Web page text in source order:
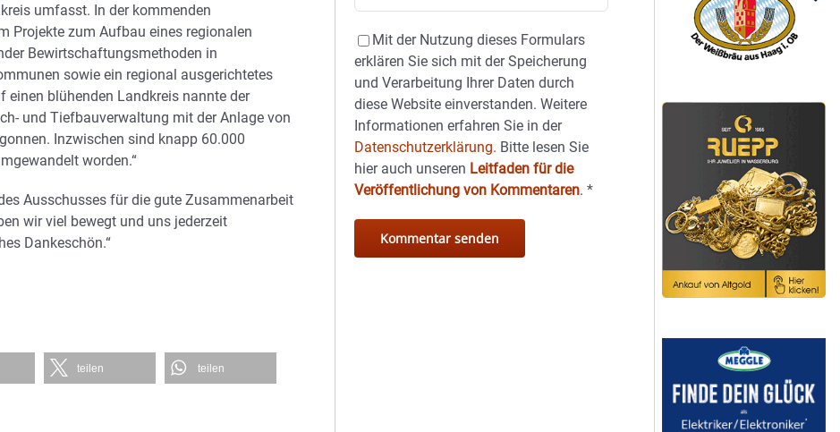
umfasst. In der kommenden
Projekte zum Aufbau eines regionalen
Bewirtschaftungsmethoden in
sowie ein regional ausgerichtetes
blühenden Landkreis nannte der
und Tiefbauverwaltung mit der Anlage von
Inzwischen sind knapp 60.000
worden.“
Ausschusses für die gute Zusammenarbeit
wir viel bewegt und uns jederzeit
Dankeschön.“
teilen teilen
Mit der Nutzung dieses Formulars
erklären Sie sich mit der Speicherung
und Verarbeitung Ihrer Daten durch
diese Website einverstanden. Weitere
Informationen erfahren Sie in der
Datenschutzerklärung. Bitte lesen Sie
hier auch unseren Leitfaden für die
Veröffentlichung von Kommentaren.*